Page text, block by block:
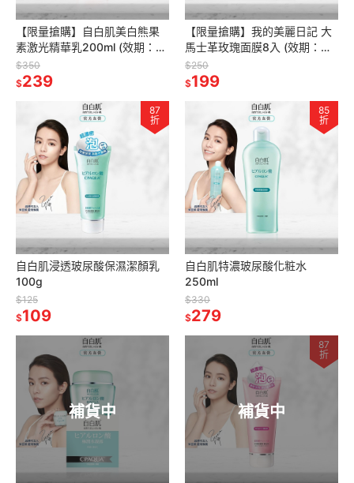
【限量搶購】自白肌美白熊果
素激光精華乳200ml (效期：
2027/07/01)
$350
$239
【限量搶購】我的美麗日記 大
馬士革玫瑰面膜8入 (效期：
2027/04/01)
$250
$199
87
折
自白肌浸透玻尿酸保濕潔顏乳
100g
$125
$109
85
折
自白肌特濃玻尿酸化粧水
250ml
$330
$279
補貨中 補貨中
87
折